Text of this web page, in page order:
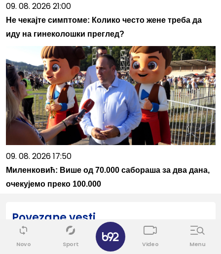
09. 08. 2026 21:00
Не чекајте симптоме: Колико често жене треба да
иду на гинеколошки преглед?
09. 08. 2026 17:50
Миленковић: Више од 70.000 сабораша за два дана,
очекујемо преко 100.000
Povezane vesti
19
Novo Sport Video Menu
✕